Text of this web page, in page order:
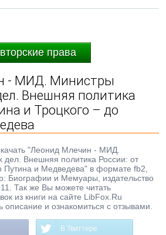
права
- МИД. Министры
Внешняя политика
и Троцкого – до
"Леонид Млечин - МИД.
дел. Внешняя политика России: от
Путина и Медведева" в формате fb2,
Биографии и Мемуары, издательство
Так же Вы можете читать
из книги на сайте LibFox.Ru
описание и ознакомиться с отзывами.
В Твиттере